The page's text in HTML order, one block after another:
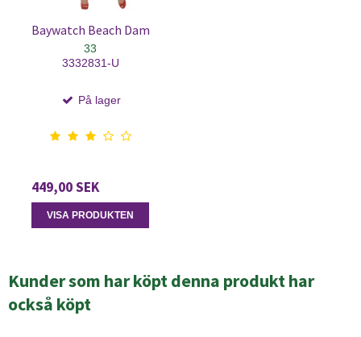
Baywatch Beach Dam
33
3332831-U
På lager
449,00 SEK
VISA PRODUKTEN
Kunder som har köpt denna produkt har
också köpt